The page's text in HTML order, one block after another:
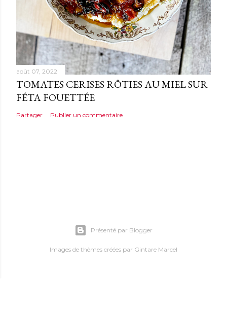
août 07, 2022
TOMATES CERISES RÔTIES AU MIEL SUR
FÉTA FOUETTÉE
Partager Publier un commentaire
Présenté par Blogger
Images de thèmes créées par Gintare Marcel